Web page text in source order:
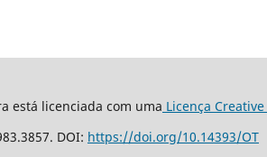
está licenciada com uma Licença
DOI: https://doi.org/10.14393/OT